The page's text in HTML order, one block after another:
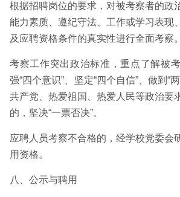
根据招聘岗位的要求，对被考察者的政
能力素质、遵纪守法、工作或学习表现
及应聘资格条件的真实性进行全面考察。
考察工作突出政治标准，重点了解被
强“四个意识”、坚定“四个自信”、做到“
共产党、热爱祖国、热爱人民等政治要
的，坚决“一票否决”。
应聘人员考察不合格的，经学校党委会
用资格。
八、公示与聘用